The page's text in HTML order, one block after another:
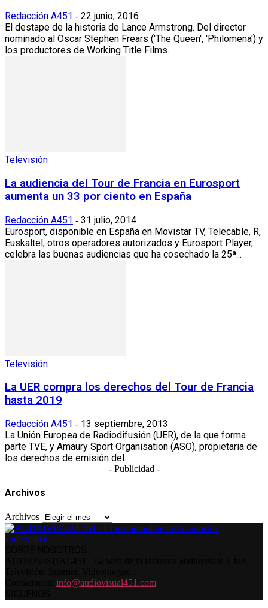
Redacción A451 - 22 junio, 2016
El destape de la historia de Lance Armstrong. Del director
nominado al Oscar Stephen Frears ('The Queen', 'Philomena') y
los productores de Working Title Films...
Televisión
La audiencia del Tour de Francia en Eurosport
aumenta un 33 por ciento en España
Redacción A451 - 31 julio, 2014
Eurosport, disponible en España en Movistar TV, Telecable, R,
Euskaltel, otros operadores autorizados y Eurosport Player,
celebra las buenas audiencias que ha cosechado la 25ª...
Televisión
La UER compra los derechos del Tour de Francia
hasta 2019
Redacción A451 - 13 septiembre, 2013
La Unión Europea de Radiodifusión (UER), de la que forma
parte TVE, y Amaury Sport Organisation (ASO), propietaria de
los derechos de emisión del...
- Publicidad -
Archivos
Archivos
info@audiovisual451.com